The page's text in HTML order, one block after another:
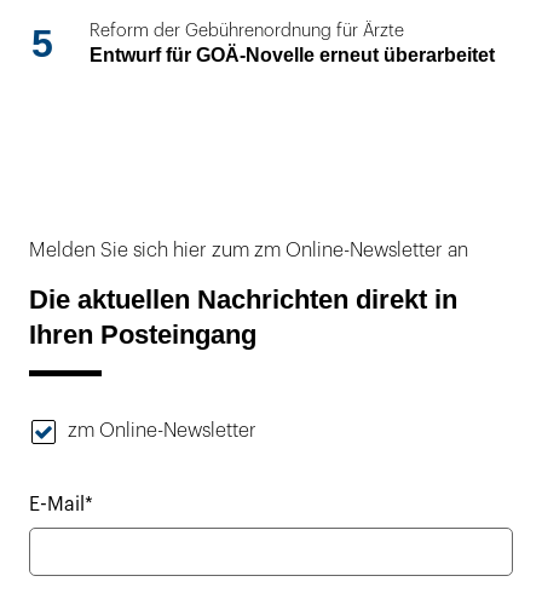
5 Reform der Gebührenordnung für Ärzte
Entwurf für GOÄ-Novelle erneut überarbeitet
Melden Sie sich hier zum zm Online-Newsletter an
Die aktuellen Nachrichten direkt in
Ihren Posteingang
zm Online-Newsletter
E-Mail*